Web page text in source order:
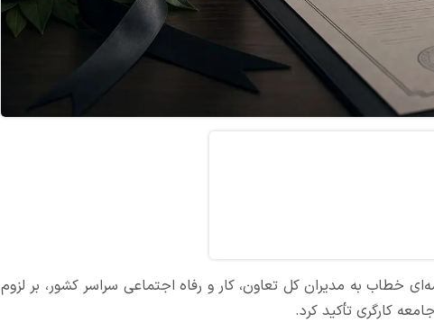
خطاب به مدیران کل تعاون، کار و رفاه اجتماعی سراسر کشور، بر لزوم
کارگری تأکید کرد.